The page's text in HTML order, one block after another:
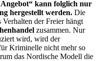
kann folglich nur
hergestellt werden. Die
der Freier hängt
zusammen. Nur
wird, wird der
Kriminelle nicht mehr so
das Nordische Modell die